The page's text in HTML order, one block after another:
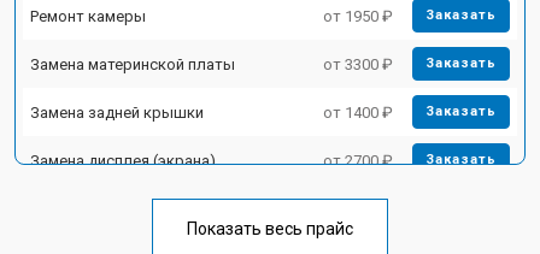
Ремонт камеры от 1950 ₽ Заказать
Замена материнской платы от 3300 ₽ Заказать
Замена задней крышки от 1400 ₽ Заказать
Замена дисплея (экрана) от 2700 ₽ Заказать
Показать весь прайс